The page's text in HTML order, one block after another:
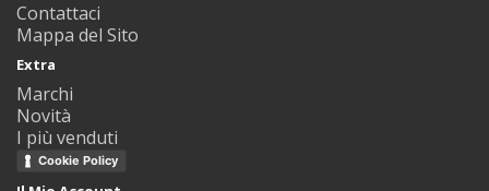
Contattaci
Mappa del Sito
Extra
Marchi
Novità
I più venduti
Cookie Policy